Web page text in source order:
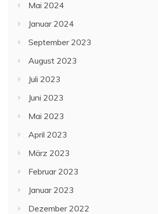
Mai 2024
Januar 2024
September 2023
August 2023
Juli 2023
Juni 2023
Mai 2023
April 2023
März 2023
Februar 2023
Januar 2023
Dezember 2022